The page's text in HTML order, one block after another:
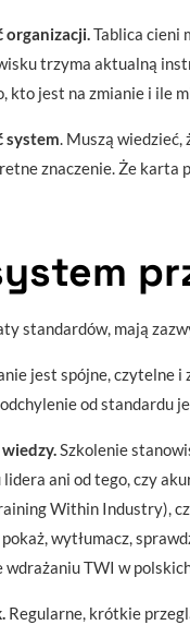
organizacji.Tablica cieni
trzyma aktualną
kto jest na zmianie i ile
system. Muszą wiedzieć,
znaczenie. Że karta
standardów, mają
jest spójne, czytelne
od standardu
Szkolenie
ani od tego, czy
Within Industry),
wytłumacz,
wdrażaniu TWI w
Regularne, krótkie